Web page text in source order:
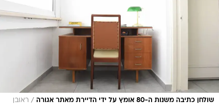
שולחן כתיבה משנות ה-80 אומץ על ידי הדיירת מאתר אגורה / ראובן